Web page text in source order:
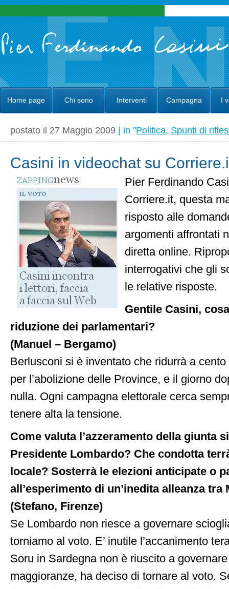
Home page Chi sono Interventi Campagna I
postato il 27 Maggio 2009 | in "Politica, Spunti di
Casini in videochat su
Pier Ferdinando
Corriere.it, questa
risposto alle
argomenti affrontati
diretta online.
interrogativi che gli
le relative risposte.
Gentile Casini,
riduzione dei parlamentari?
(Manuel – Bergamo)
Berlusconi si è inventato che ridurrà a
per l’abolizione delle Province, e il giorno
nulla. Ogni campagna elettorale cerca
tenere alta la tensione.
Come valuta l’azzeramento della giunta
Presidente Lombardo? Che condotta
locale? Sosterrà le elezioni anticipate o
all’esperimento di un’inedita alleanza tra
(Stefano, Firenze)
Se Lombardo non riesce a governare
torniamo al voto. E’ inutile l’accanimento
Soru in Sardegna non è riuscito a
maggioranze, ha deciso di tornare al voto.